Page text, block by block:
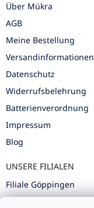
Über Mükra
AGB
Meine Bestellung
Versandinformationen
Datenschutz
Widerrufsbelehrung
Batterienverordnung
Impressum
Blog
UNSERE FILIALEN
Filiale Göppingen